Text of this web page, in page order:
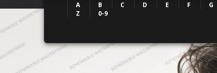
A B C D E F G
Z
0-9